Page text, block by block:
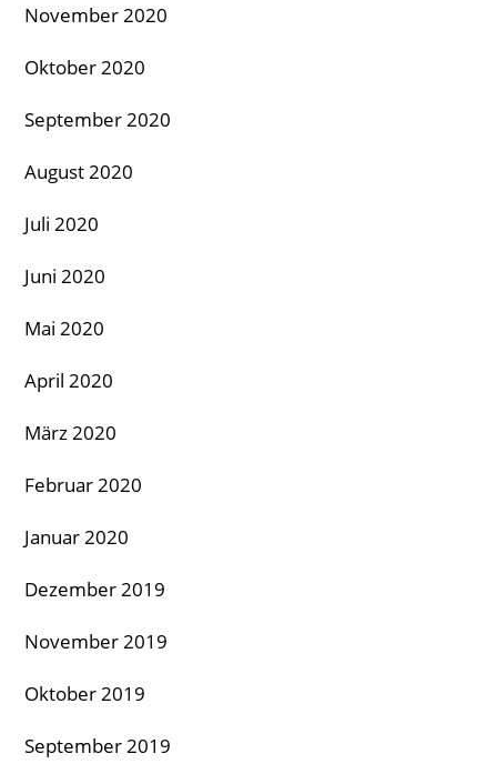
November 2020
Oktober 2020
September 2020
August 2020
Juli 2020
Juni 2020
Mai 2020
April 2020
März 2020
Februar 2020
Januar 2020
Dezember 2019
November 2019
Oktober 2019
September 2019